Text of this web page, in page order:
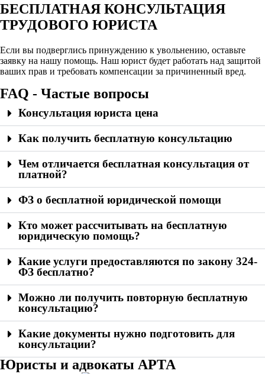
БЕСПЛАТНАЯ КОНСУЛЬТАЦИЯ
ТРУДОВОГО ЮРИСТА
Если вы подверглись принуждению к увольнению, оставьте
заявку на нашу помощь. Наш юрист будет работать над защитой
ваших прав и требовать компенсации за причиненный вред.
FAQ - Частые вопросы
Консультация юриста цена
Как получить бесплатную консультацию
Чем отличается бесплатная консультация от
платной?
ФЗ о бесплатной юридической помощи
Кто может рассчитывать на бесплатную
юридическую помощь?
Какие услуги предоставляются по закону 324-
ФЗ бесплатно?
Можно ли получить повторную бесплатную
консультацию?
Какие документы нужно подготовить для
консультации?
Юристы и адвокаты АРТА